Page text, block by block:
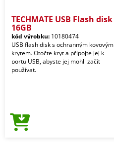
TECHMATE USB Flash disk
16GB
kód výrobku: 10180474
USB flash disk s ochranným kovovým
krytem. Otočte kryt a připojte jej k
portu USB, abyste jej mohli začít
používat.